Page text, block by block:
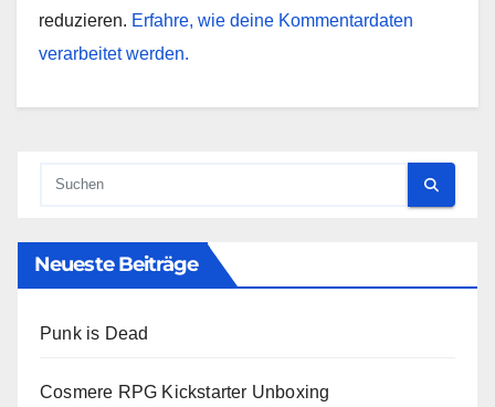
reduzieren. Erfahre, wie deine Kommentardaten
verarbeitet werden.
Neueste Beiträge
Punk is Dead
Cosmere RPG Kickstarter Unboxing